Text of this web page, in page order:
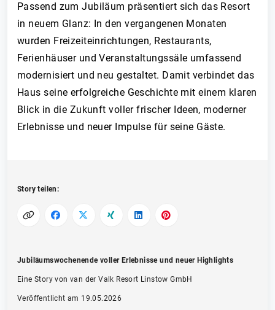
Passend zum Jubiläum präsentiert sich das Resort
in neuem Glanz: In den vergangenen Monaten
wurden Freizeiteinrichtungen, Restaurants,
Ferienhäuser und Veranstaltungssäle umfassend
modernisiert und neu gestaltet. Damit verbindet das
Haus seine erfolgreiche Geschichte mit einem klaren
Blick in die Zukunft voller frischer Ideen, moderner
Erlebnisse und neuer Impulse für seine Gäste.
Story teilen:
Jubiläumswochenende voller Erlebnisse und neuer Highlights
Eine Story von van der Valk Resort Linstow GmbH
Veröffentlicht am 19.05.2026